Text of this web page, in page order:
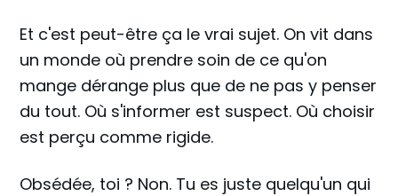
Et c'est peut-être ça le vrai sujet. On vit dans
un monde où prendre soin de ce qu'on
mange dérange plus que de ne pas y penser
du tout. Où s'informer est suspect. Où choisir
est perçu comme rigide.
Obsédée, toi ? Non. Tu es juste quelqu'un qui